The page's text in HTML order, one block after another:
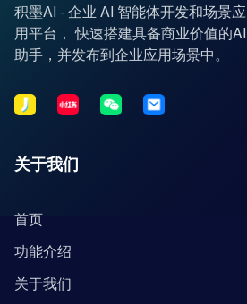
积墨AI - 企业 AI 智能体开发和场景应
用平台， 快速搭建具备商业价值的AI
助手，并发布到企业应用场景中。
关于我们
首页
功能介绍
关于我们